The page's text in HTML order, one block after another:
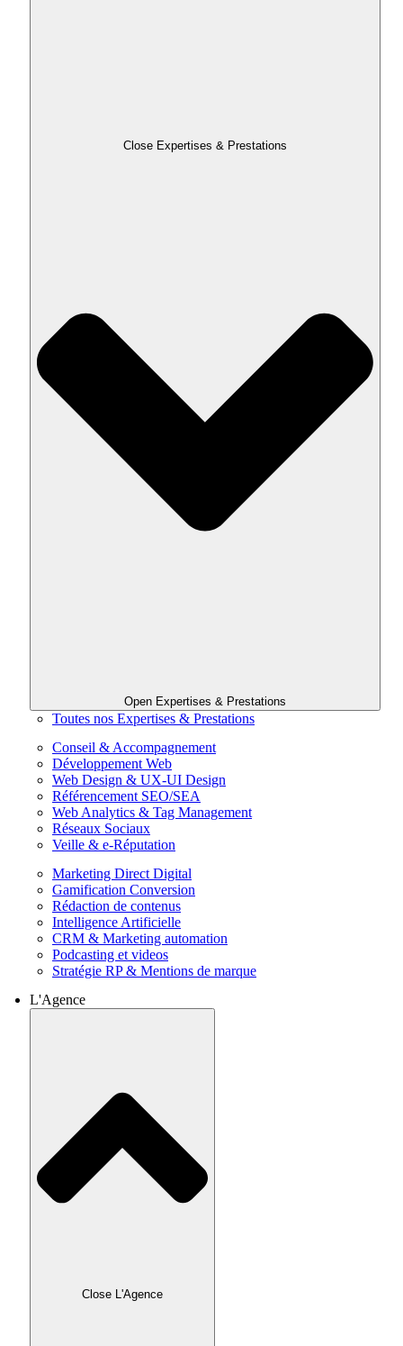
Close Expertises & Prestations
Open Expertises & Prestations
Toutes nos Expertises & Prestations
Conseil & Accompagnement
Développement Web
Web Design & UX-UI Design
Référencement SEO/SEA
Web Analytics & Tag Management
Réseaux Sociaux
Veille & e-Réputation
Marketing Direct Digital
Gamification Conversion
Rédaction de contenus
Intelligence Artificielle
CRM & Marketing automation
Podcasting et videos
Stratégie RP & Mentions de marque
L'Agence
Close L'Agence